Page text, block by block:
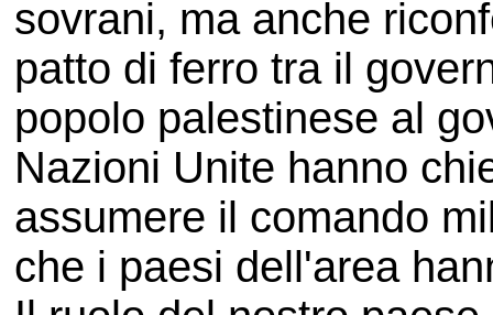
sovrani, ma anche
patto di ferro tra il
popolo palestinese al
Nazioni Unite hanno
assumere il comando
che i paesi dell'area